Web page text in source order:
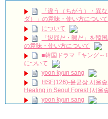
메이킹 괴짜 판사들의 실
본 리딩 현장! NEW!
アルハンブラ宮殿の思
🎬 최진혁 | 뮤지컬 그날
#노래 #뮤지컬 #그날들 #정학
최진혁아카이브 NEW!
よくおごってくれる綺
1話先行放送 11/18（金）本
BSJapanext NEW!
女優ソン・ソンミ、夫
ジ」の撮影に復帰へ NEW!
「違う（ちがう）・異
ダ）」の意味・使い方について
について
「退屈だ・暇だ」を韓
の意味・使い方について
■韓国ドラマ『キング～
について
yoon kyun sang
HSF(126)-윤균상 서울
Healing in Seoul Forest (서울
yoon kyun sang